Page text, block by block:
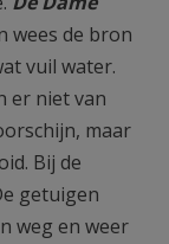
wees de bron
vuil water.
er niet van
maar
Bij de
getuigen
weg en weer